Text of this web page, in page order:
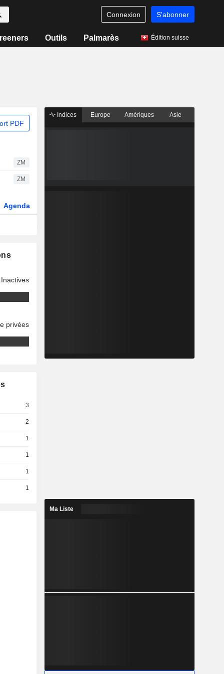
Connexion S'abonner
Outils Palmarès Édition suisse
PDF
ZM
ZM
Agenda
Inactives
privées
3
2
1
1
1
1
Indices Europe Amériques Asie
Ma Liste